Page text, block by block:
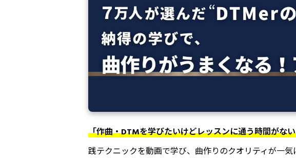
「作曲・DTMを学びたいけどレッスンに通う時間がな
践テクニックを動画で学び、曲作りのクオリティが一